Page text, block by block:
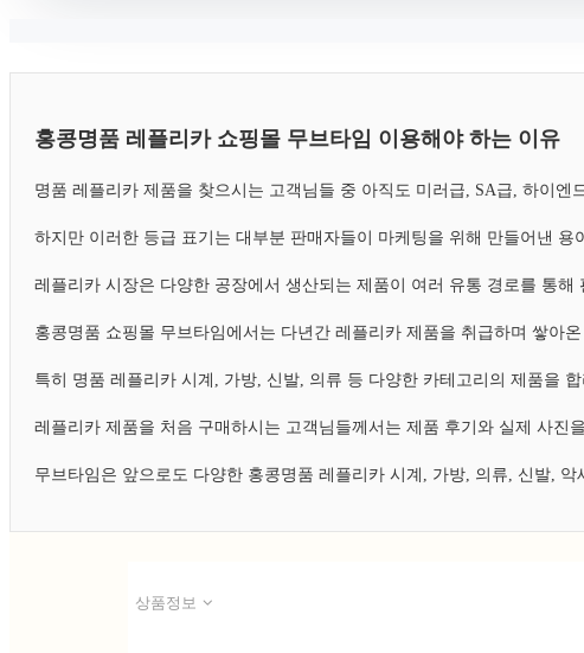
홍콩명품 레플리카 쇼핑몰 무브타임 이용해야 하는 이유
명품 레플리카 제품을 찾으시는 고객님들 중 아직도 미러급, SA급, 하이
하지만 이러한 등급 표기는 대부분 판매자들이 마케팅을 위해 만들어낸
레플리카 시장은 다양한 공장에서 생산되는 제품이 여러 유통 경로를 통
홍콩명품 쇼핑몰 무브타임에서는 다년간 레플리카 제품을 취급하며 쌓아
특히 명품 레플리카 시계, 가방, 신발, 의류 등 다양한 카테고리의 제품을
레플리카 제품을 처음 구매하시는 고객님들께서는 제품 후기와 실제 사진
무브타임은 앞으로도 다양한 홍콩명품 레플리카 시계, 가방, 의류, 신발,
상품정보